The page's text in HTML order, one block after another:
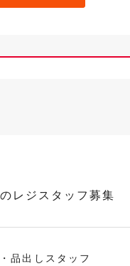
レジスタッフ募集
品出しスタッフ